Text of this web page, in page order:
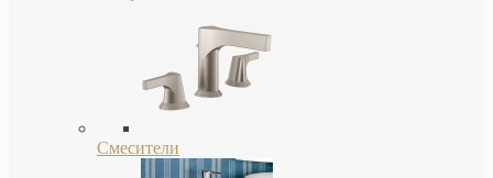
Смесители